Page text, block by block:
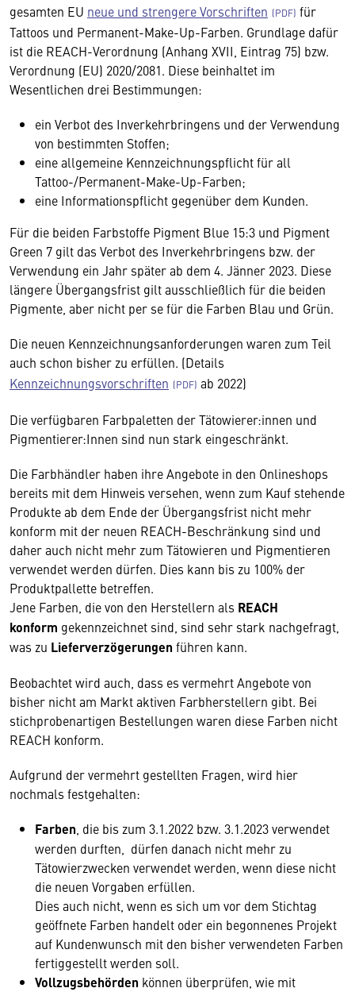
gesamten EU neue und strengere Vorschriften
für
Tattoos und Permanent-Make-Up-Farben. Grundlage dafür
ist die REACH-Verordnung (Anhang XVII, Eintrag 75) bzw.
Verordnung (EU) 2020/2081. Diese beinhaltet im
Wesentlichen drei Bestimmungen:
ein Verbot des Inverkehrbringens und der Verwendung
von bestimmten Stoffen;
eine allgemeine Kennzeichnungspflicht für all
Tattoo-/Permanent-Make-Up-Farben;
eine Informationspflicht gegenüber dem Kunden.
Für die beiden Farbstoffe Pigment Blue 15:3 und Pigment
Green 7 gilt das Verbot des Inverkehrbringens bzw. der
Verwendung ein Jahr später ab dem 4. Jänner 2023. Diese
längere Übergangsfrist gilt ausschließlich für die beiden
Pigmente, aber nicht per se für die Farben Blau und Grün.
Die neuen Kennzeichnungsanforderungen waren zum Teil
auch schon bisher zu erfüllen. (Details
Kennzeichnungsvorschriften
ab 2022)
Die verfügbaren Farbpaletten der Tätowierer:innen und
Pigmentierer:Innen sind nun stark eingeschränkt.
Die Farbhändler haben ihre Angebote in den Onlineshops
bereits mit dem Hinweis versehen, wenn zum Kauf stehende
Produkte ab dem Ende der Übergangsfrist nicht mehr
konform mit der neuen REACH-Beschränkung sind und
daher auch nicht mehr zum Tätowieren und Pigmentieren
verwendet werden dürfen. Dies kann bis zu 100% der
Produktpallette betreffen.
Jene Farben, die von den Herstellern als REACH
konform gekennzeichnet sind, sind sehr stark nachgefragt,
was zu Lieferverzögerungen führen kann.
Beobachtet wird auch, dass es vermehrt Angebote von
bisher nicht am Markt aktiven Farbherstellern gibt. Bei
stichprobenartigen Bestellungen waren diese Farben nicht
REACH konform.
Aufgrund der vermehrt gestellten Fragen, wird hier
nochmals festgehalten:
Farben , die bis zum 3.1.2022 bzw. 3.1.2023 verwendet
werden durften, dürfen danach nicht mehr zu
Tätowierzwecken verwendet werden, wenn diese nicht
die neuen Vorgaben erfüllen.
Dies auch nicht, wenn es sich um vor dem Stichtag
geöffnete Farben handelt oder ein begonnenes Projekt
auf Kundenwunsch mit den bisher verwendeten Farben
fertiggestellt werden soll.
Vollzugsbehörden können überprüfen, wie mit